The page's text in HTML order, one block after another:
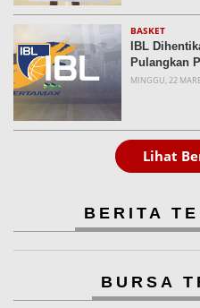
BASKET
IBL
Pulangkan
MINGGU, 22
Lihat
BERITA
BURSA